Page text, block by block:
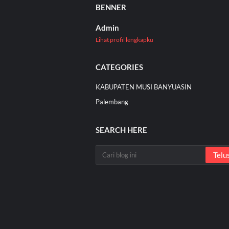
BENNER
Admin
Lihat profil lengkapku
CATEGORIES
KABUPATEN MUSI BANYUASIN
Palembang
SEARCH HERE